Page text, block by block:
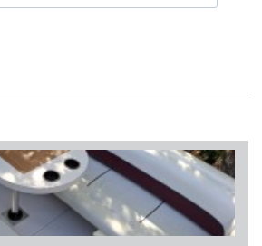
6.5 m, Volvo penta 350 KS